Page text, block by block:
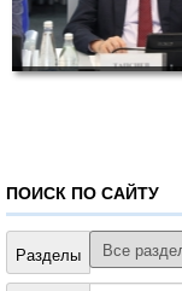
ПОИСК ПО САЙТУ
Разделы